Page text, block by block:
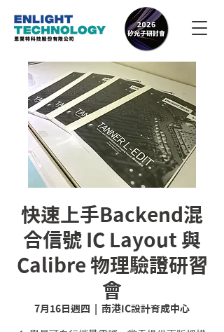
快速上手Backend混
合信號 IC Layout 與
Calibre 物理驗證研習
會
7月16日週四 南港IC設計育成中心